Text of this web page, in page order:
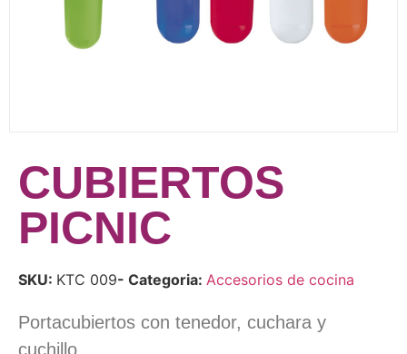
CUBIERTOS
PICNIC
SKU: KTC 009- Categoria: Accesorios de cocina
Portacubiertos con tenedor, cuchara y
cuchillo.